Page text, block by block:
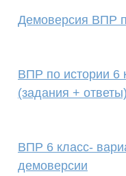
Демоверсия ВПР
ВПР по истории 6
(задания +
ВПР 6 класс-
демоверсии